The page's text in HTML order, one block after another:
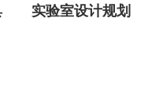
实验室设计规划